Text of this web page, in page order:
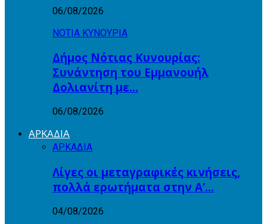
06/08/2026
ΝΟΤΙΑ ΚΥΝΟΥΡΙΑ
Δήμος Νότιας Κυνουρίας:
Συνάντηση του Εμμανουήλ
Δολιανίτη με…
06/08/2026
ΑΡΚΑΔΙΑ
ΑΡΚΑΔΙΑ
Λίγες οι μεταγραφικές κινήσεις,
πολλά ερωτήματα στην Α’…
04/08/2026